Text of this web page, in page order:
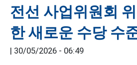
전선 사업위원회
한 새로운 수당 수
| 30/05/2026 - 06:49